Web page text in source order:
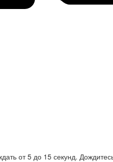
от 5 до 15 секунд.